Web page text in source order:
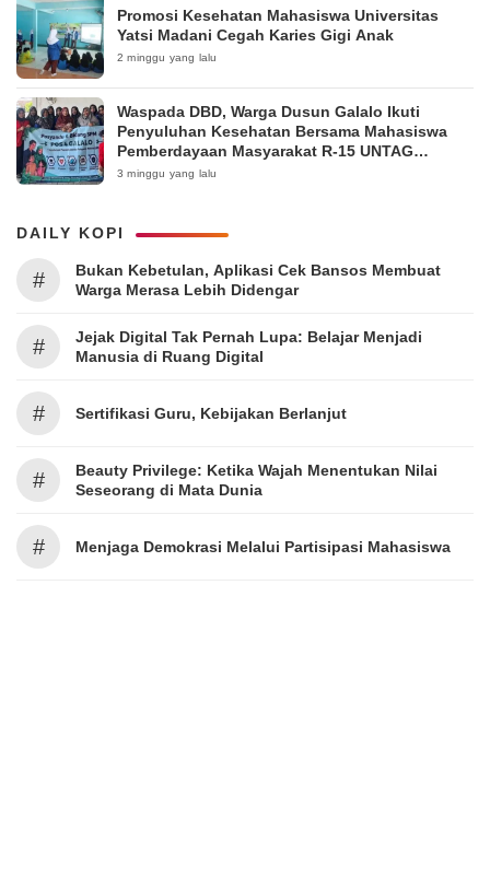
Promosi Kesehatan Mahasiswa Universitas
Yatsi Madani Cegah Karies Gigi Anak
2 minggu yang lalu
Waspada DBD, Warga Dusun Galalo Ikuti
Penyuluhan Kesehatan Bersama Mahasiswa
Pemberdayaan Masyarakat R-15 UNTAG
Surabaya 2026
3 minggu yang lalu
DAILY KOPI
#
Bukan Kebetulan, Aplikasi Cek Bansos Membuat
Warga Merasa Lebih Didengar
#
Jejak Digital Tak Pernah Lupa: Belajar Menjadi
Manusia di Ruang Digital
# Sertifikasi Guru, Kebijakan Berlanjut
#
Beauty Privilege: Ketika Wajah Menentukan Nilai
Seseorang di Mata Dunia
# Menjaga Demokrasi Melalui Partisipasi Mahasiswa